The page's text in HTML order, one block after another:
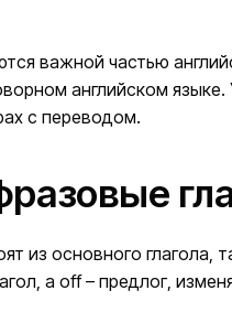
важной частью
английском
с переводом.
из основного глагола,
а off – предлог,